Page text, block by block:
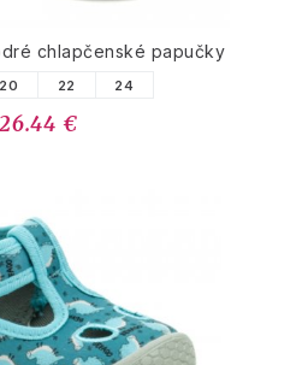
chlapčenské papučky
20 22 24
26.44 €